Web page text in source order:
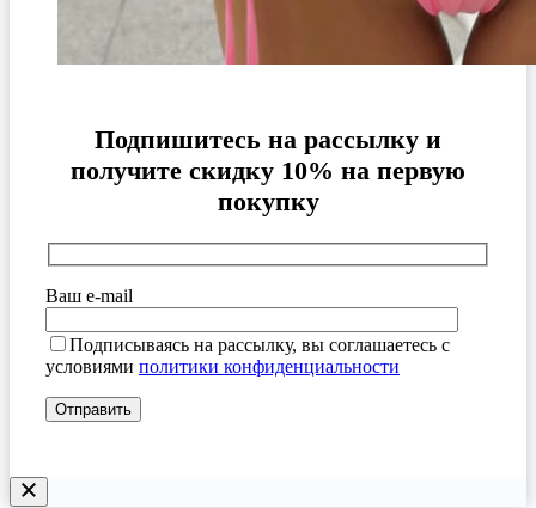
Подпишитесь на рассылку и
получите скидку 10% на первую
покупку
Ваш e-mail
Подписываясь на рассылку, вы соглашаетесь с
условиями политики конфиденциальности